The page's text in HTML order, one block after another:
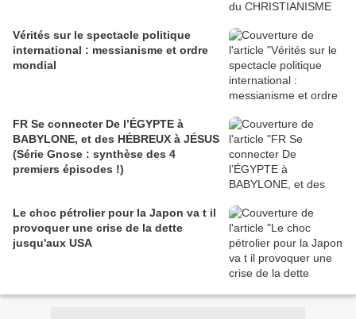
Vérités sur le spectacle politique
international : messianisme et ordre
mondial
FR Se connecter De l’ÉGYPTE à
BABYLONE, et des HÉBREUX à JÉSUS
(Série Gnose : synthèse des 4
premiers épisodes !)
Le choc pétrolier pour la Japon va t il
provoquer une crise de la dette
jusqu'aux USA